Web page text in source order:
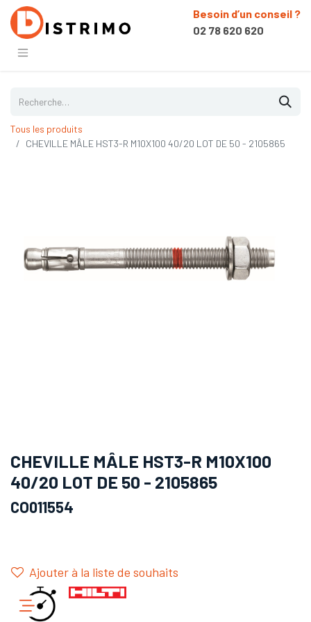
Besoin d’un conseil ?
02 78 620 620
Tous les produits
CHEVILLE MÂLE HST3-R M10X100 40/20 LOT DE 50 - 2105865
CHEVILLE MÂLE HST3-R M10X100
40/20 LOT DE 50 - 2105865
CO011554
Ajouter à la liste de souhaits